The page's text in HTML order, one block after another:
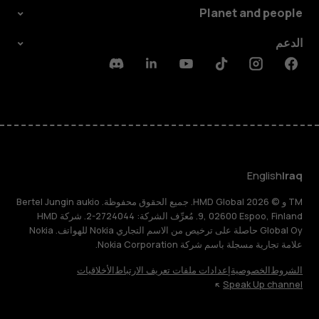
Planet and people
الدعم
Facebook
Instagram
Tiktok
Youtube
Linkedin
Discord
Iraq
English
TM و © 2026 HMD Global. جميع الحقوق محفوظة. Bertel Jungin aukio
9, 02600 Espoo, Finland. مُعرِّف الشركة: 2724044-2. شركة HMD
Global Oy حاصلة على ترخيص من الاسم التجاري Nokia للهواتف. Nokia
علامة تجارية مسجلة باسم شركة Nokia Corporation.
الشروطالخصوصيةإعدادات ملفات تعريف الارتباطالأخلاقيات
Speak Up channel